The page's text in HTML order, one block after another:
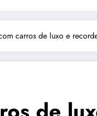
carros de luxo e